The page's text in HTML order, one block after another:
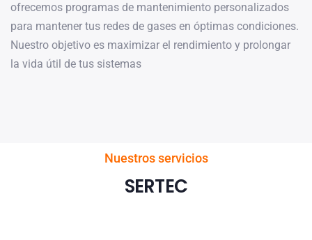
ofrecemos programas de mantenimiento personalizados
para mantener tus redes de gases en óptimas condiciones.
Nuestro objetivo es maximizar el rendimiento y prolongar
la vida útil de tus sistemas
Nuestros servicios
SERTEC